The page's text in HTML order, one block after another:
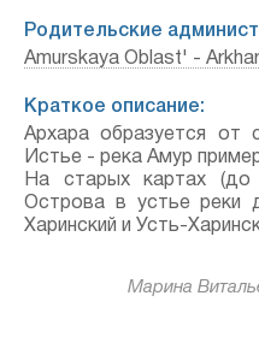
Родительские
Amurskaya Oblast' -
Краткое описание:
Архара образуется от
Истье - река Амур
На старых картах (до
Острова в устье реки
Харинский и Усть-
Марина